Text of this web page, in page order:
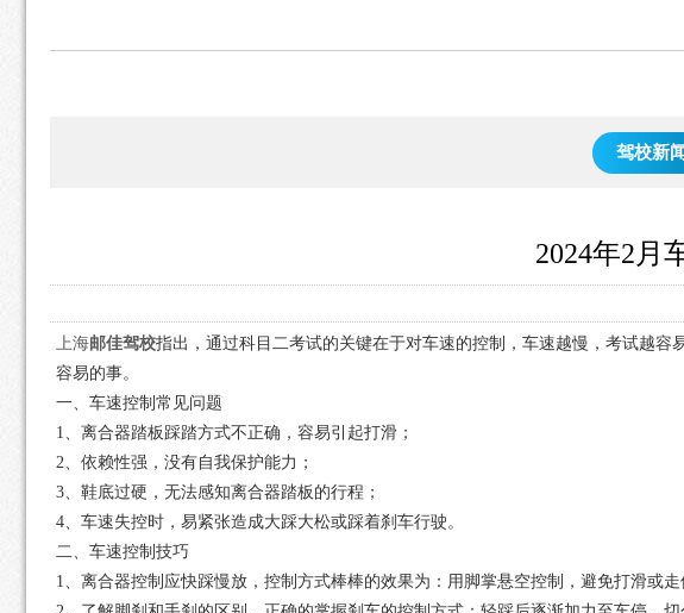
驾校新
2024年2月
上海邮佳驾校指出，通过科目二考试的关键在于对车速的控制，车速越慢，考试越
容易的事。
一、车速控制常见问题
1、离合器踏板踩踏方式不正确，容易引起打滑；
2、依赖性强，没有自我保护能力；
3、鞋底过硬，无法感知离合器踏板的行程；
4、车速失控时，易紧张造成大踩大松或踩着刹车行驶。
二、车速控制技巧
1、离合器控制应快踩慢放，控制方式棒棒的效果为：用脚掌悬空控制，避免打滑或走